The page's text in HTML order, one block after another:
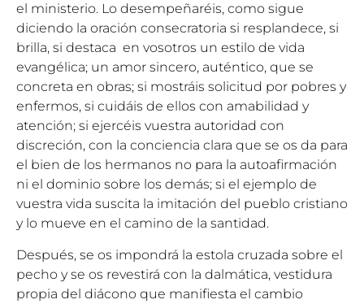
el ministerio. Lo desempeñaréis, como sigue
diciendo la oración consecratoria si resplandece, si
brilla, si destaca en vosotros un estilo de vida
evangélica; un amor sincero, auténtico, que se
concreta en obras; si mostráis solicitud por pobres y
enfermos, si cuidáis de ellos con amabilidad y
atención; si ejercéis vuestra autoridad con
discreción, con la conciencia clara que se os da para
el bien de los hermanos no para la autoafirmación
ni el dominio sobre los demás; si el ejemplo de
vuestra vida suscita la imitación del pueblo cristiano
y lo mueve en el camino de la santidad.
Después, se os impondrá la estola cruzada sobre el
pecho y se os revestirá con la dalmática, vestidura
propia del diácono que manifiesta el cambio